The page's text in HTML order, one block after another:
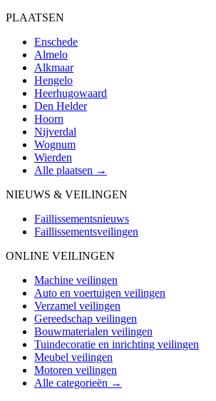
PLAATSEN
Enschede
Almelo
Alkmaar
Hengelo
Heerhugowaard
Den Helder
Hoorn
Nijverdal
Wognum
Wierden
Alle plaatsen →
NIEUWS & VEILINGEN
Faillissementsnieuws
Faillissementsveilingen
ONLINE VEILINGEN
Machine veilingen
Auto en voertuigen veilingen
Verzamel veilingen
Gereedschap veilingen
Bouwmaterialen veilingen
Tuindecoratie en inrichting veilingen
Meubel veilingen
Motoren veilingen
Alle categorieën →